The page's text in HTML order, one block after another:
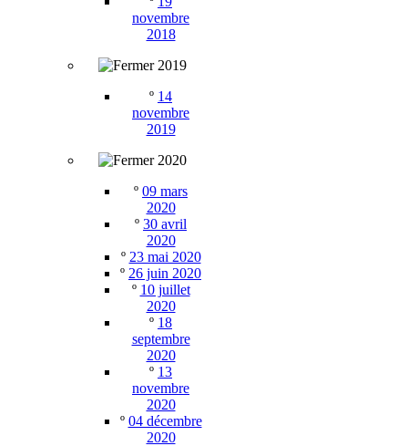
novembre
2018
2019
º 14
novembre
2019
2020
º 09 mars
2020
º 30 avril
2020
º 23 mai 2020
º 26 juin 2020
º 10 juillet
2020
º 18
septembre
2020
º 13
novembre
2020
º 04 décembre
2020